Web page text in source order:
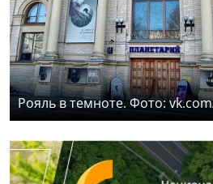
Рояль в темноте. Фото: